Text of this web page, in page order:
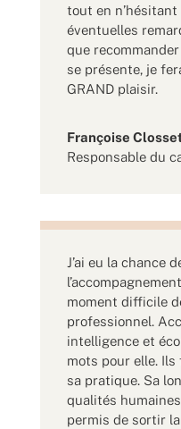
tout en
éventuelles
que
se présente, je
GRAND plaisir.
Françoise
Responsable du
J’ai eu la chance
moment difficile
professionnel.
intelligence et
mots pour elle.
sa pratique. Sa
qualités
permis de sortir la